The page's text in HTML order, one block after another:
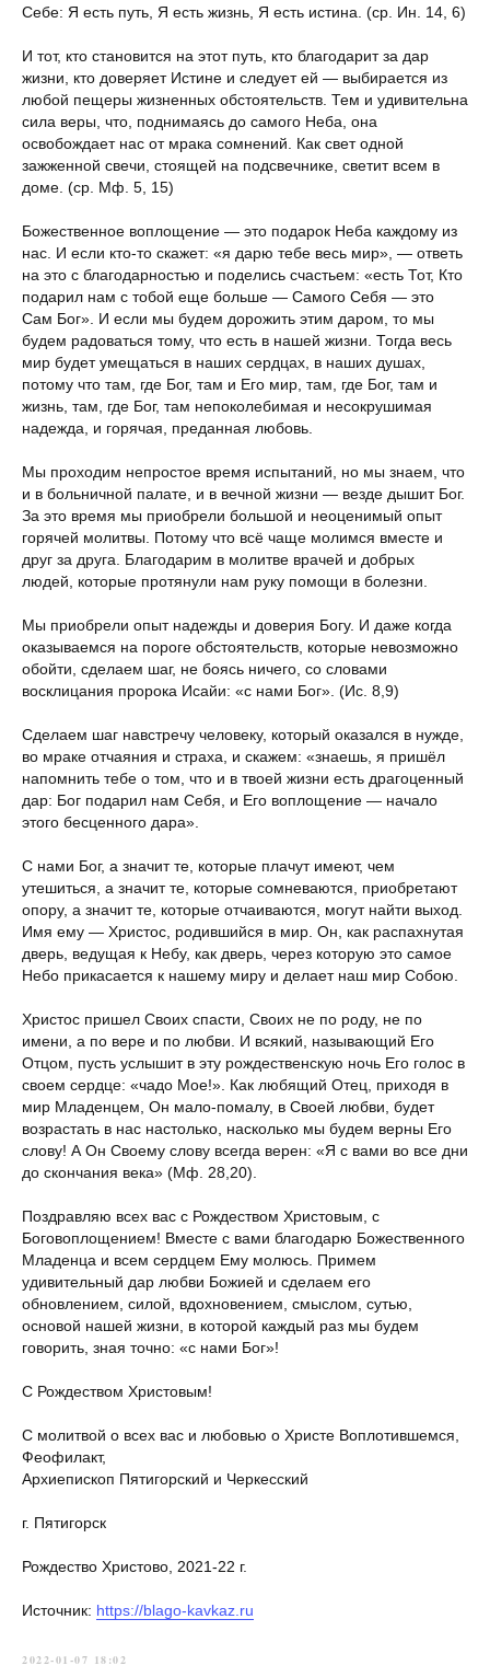
Себе: Я есть путь, Я есть жизнь, Я есть истина. (ср. Ин. 14, 6)
И тот, кто становится на этот путь, кто благодарит за дар
жизни, кто доверяет Истине и следует ей — выбирается из
любой пещеры жизненных обстоятельств. Тем и удивительна
сила веры, что, поднимаясь до самого Неба, она
освобождает нас от мрака сомнений. Как свет одной
зажженной свечи, стоящей на подсвечнике, светит всем в
доме. (ср. Мф. 5, 15)
Божественное воплощение — это подарок Неба каждому из
нас. И если кто-то скажет: «я дарю тебе весь мир», — ответь
на это с благодарностью и поделись счастьем: «есть Тот, Кто
подарил нам с тобой еще больше — Самого Себя — это
Сам Бог». И если мы будем дорожить этим даром, то мы
будем радоваться тому, что есть в нашей жизни. Тогда весь
мир будет умещаться в наших сердцах, в наших душах,
потому что там, где Бог, там и Его мир, там, где Бог, там и
жизнь, там, где Бог, там непоколебимая и несокрушимая
надежда, и горячая, преданная любовь.
Мы проходим непростое время испытаний, но мы знаем, что
и в больничной палате, и в вечной жизни — везде дышит Бог.
За это время мы приобрели большой и неоценимый опыт
горячей молитвы. Потому что всё чаще молимся вместе и
друг за друга. Благодарим в молитве врачей и добрых
людей, которые протянули нам руку помощи в болезни.
Мы приобрели опыт надежды и доверия Богу. И даже когда
оказываемся на пороге обстоятельств, которые невозможно
обойти, сделаем шаг, не боясь ничего, со словами
восклицания пророка Исайи: «с нами Бог». (Ис. 8,9)
Сделаем шаг навстречу человеку, который оказался в нужде,
во мраке отчаяния и страха, и скажем: «знаешь, я пришёл
напомнить тебе о том, что и в твоей жизни есть драгоценный
дар: Бог подарил нам Себя, и Его воплощение — начало
этого бесценного дара».
С нами Бог, а значит те, которые плачут имеют, чем
утешиться, а значит те, которые сомневаются, приобретают
опору, а значит те, которые отчаиваются, могут найти выход.
Имя ему — Христос, родившийся в мир. Он, как распахнутая
дверь, ведущая к Небу, как дверь, через которую это самое
Небо прикасается к нашему миру и делает наш мир Собою.
Христос пришел Своих спасти, Своих не по роду, не по
имени, а по вере и по любви. И всякий, называющий Его
Отцом, пусть услышит в эту рождественскую ночь Его голос в
своем сердце: «чадо Мое!». Как любящий Отец, приходя в
мир Младенцем, Он мало-помалу, в Своей любви, будет
возрастать в нас настолько, насколько мы будем верны Его
слову! А Он Своему слову всегда верен: «Я с вами во все дни
до скончания века» (Мф. 28,20).
Поздравляю всех вас с Рождеством Христовым, с
Боговоплощением! Вместе с вами благодарю Божественного
Младенца и всем сердцем Ему молюсь. Примем
удивительный дар любви Божией и сделаем его
обновлением, силой, вдохновением, смыслом, сутью,
основой нашей жизни, в которой каждый раз мы будем
говорить, зная точно: «с нами Бог»!
С Рождеством Христовым!
С молитвой о всех вас и любовью о Христе Воплотившемся,
Феофилакт,
Архиепископ Пятигорский и Черкесский
г. Пятигорск
Рождество Христово, 2021-22 г.
Источник: https://blago-kavkaz.ru
2022-01-07 18:02